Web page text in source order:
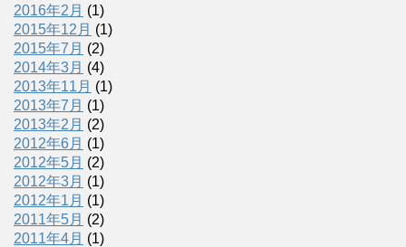
2016年2月 (1)
2015年12月 (1)
2015年7月 (2)
2014年3月 (4)
2013年11月 (1)
2013年7月 (1)
2013年2月 (2)
2012年6月 (1)
2012年5月 (2)
2012年3月 (1)
2012年1月 (1)
2011年5月 (2)
2011年4月 (1)